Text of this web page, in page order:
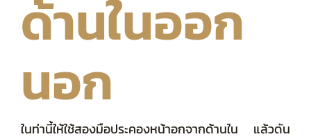
ด้านในออก
นอก
ในท่านี้ให้ใช้สองมือประคองหน้าอกจากด้านใน แล้วดัน